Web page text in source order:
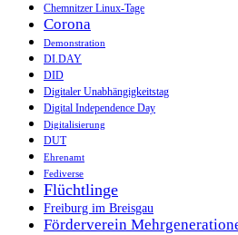
Chemnitzer Linux-Tage
Corona
Demonstration
DI.DAY
DID
Digitaler Unabhängigkeitstag
Digital Independence Day
Digitalisierung
DUT
Ehrenamt
Fediverse
Flüchtlinge
Freiburg im Breisgau
Förderverein